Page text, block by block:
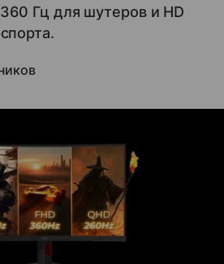
Гц для шутеров и HD